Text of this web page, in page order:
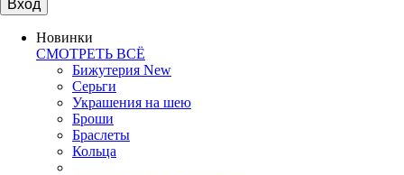
Вход
Новинки
СМОТРЕТЬ ВСЁ
Бижутерия New
Серьги
Украшения на шею
Броши
Браслеты
Кольца